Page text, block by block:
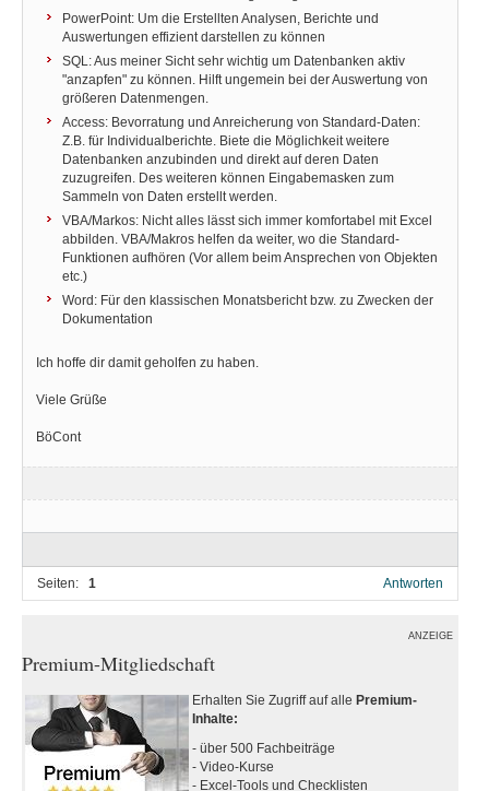
PowerPoint: Um die Erstellten Analysen, Berichte und
Auswertungen effizient darstellen zu können
SQL: Aus meiner Sicht sehr wichtig um Datenbanken aktiv
"anzapfen" zu können. Hilft ungemein bei der Auswertung von
größeren Datenmengen.
Access: Bevorratung und Anreicherung von Standard-Daten:
Z.B. für Individualberichte. Biete die Möglichkeit weitere
Datenbanken anzubinden und direkt auf deren Daten
zuzugreifen. Des weiteren können Eingabemasken zum
Sammeln von Daten erstellt werden.
VBA/Markos: Nicht alles lässt sich immer komfortabel mit Excel
abbilden. VBA/Makros helfen da weiter, wo die Standard-
Funktionen aufhören (Vor allem beim Ansprechen von Objekten
etc.)
Word: Für den klassischen Monatsbericht bzw. zu Zwecken der
Dokumentation
Ich hoffe dir damit geholfen zu haben.
Viele Grüße
BöCont
Seiten: 1 Antworten
ANZEIGE
Premium-Mitgliedschaft
Erhalten Sie Zugriff auf alle Premium-
Inhalte:
- über 500 Fachbeiträge
- Video-Kurse
- Excel-Tools und Checklisten